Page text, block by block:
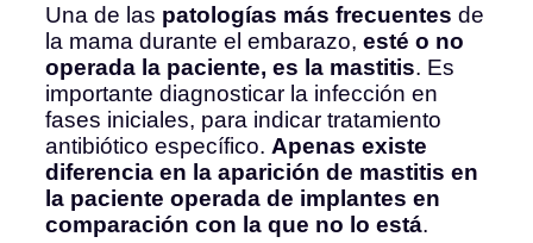
Una de las patologías más frecuentes de
la mama durante el embarazo, esté o no
operada la paciente, es la mastitis. Es
importante diagnosticar la infección en
fases iniciales, para indicar tratamiento
antibiótico específico. Apenas existe
diferencia en la aparición de mastitis en
la paciente operada de implantes en
comparación con la que no lo está.